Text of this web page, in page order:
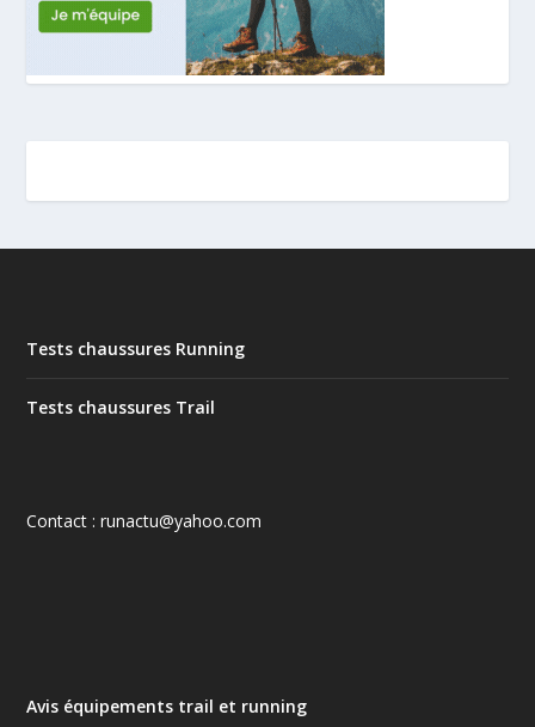
Tests chaussures Running
Tests chaussures Trail
Contact : runactu@yahoo.com
Avis équipements trail et running